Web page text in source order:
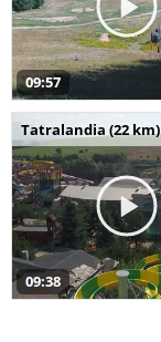
09:57
Tatralandia (22 km)
09:38